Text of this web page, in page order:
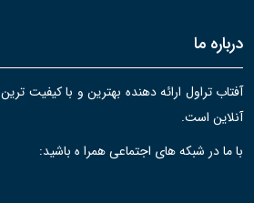
درباره ما
آفتاب تراول ارائه دهنده بهترین و با کیفیت
آنلاین است.
با ما در شبکه های اجتماعی همرا ه باشید: